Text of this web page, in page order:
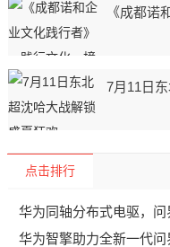
《成都
7月11日
点击排行
华为同轴分布式电驱，问
华为智擎助力全新一代